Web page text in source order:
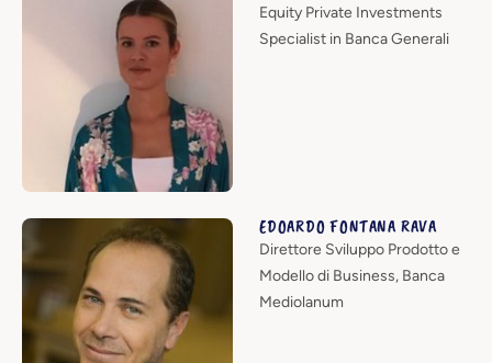
Equity Private Investments
Specialist in Banca Generali
EDOARDO FONTANA RAVA
Direttore Sviluppo Prodotto e
Modello di Business, Banca
Mediolanum